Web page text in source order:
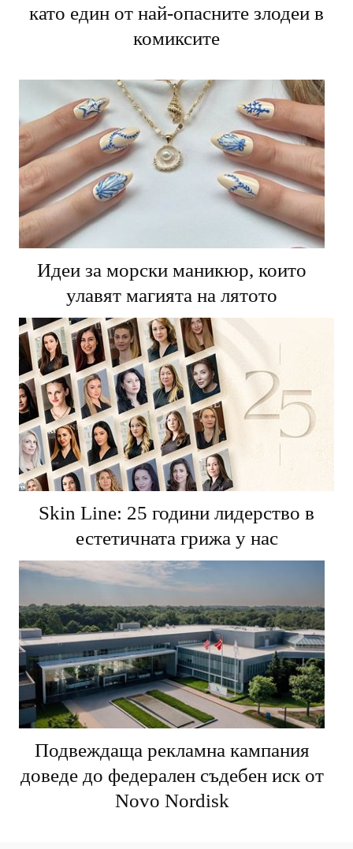
като един от най-опасните злодеи в
комиксите
Идеи за морски маникюр, които
улавят магията на лятото
Skin Line: 25 години лидерство в
естетичната грижа у нас
Подвеждаща рекламна кампания
доведе до федерален съдебен иск от
Novo Nordisk